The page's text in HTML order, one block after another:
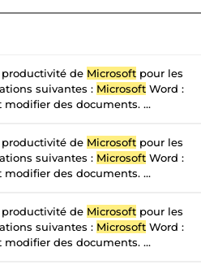
de Microsoft pour les
suivantes : Microsoft Word :
des documents. ...
de Microsoft pour les
suivantes : Microsoft Word :
des documents. ...
de Microsoft pour les
suivantes : Microsoft Word :
des documents. ...